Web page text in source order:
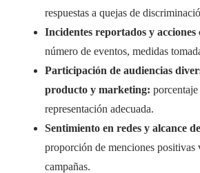
respuestas a quejas de
Incidentes reportados y acciones
número de eventos, medidas
Participación de audiencias
producto y marketing: porcentaje
representación adecuada.
Sentimiento en redes y alcance
proporción de menciones positivas
campañas.